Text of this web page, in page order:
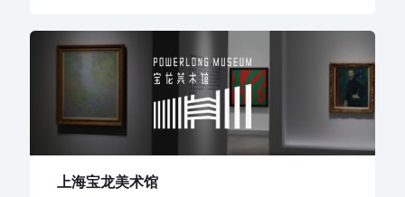
上海宝龙美术馆